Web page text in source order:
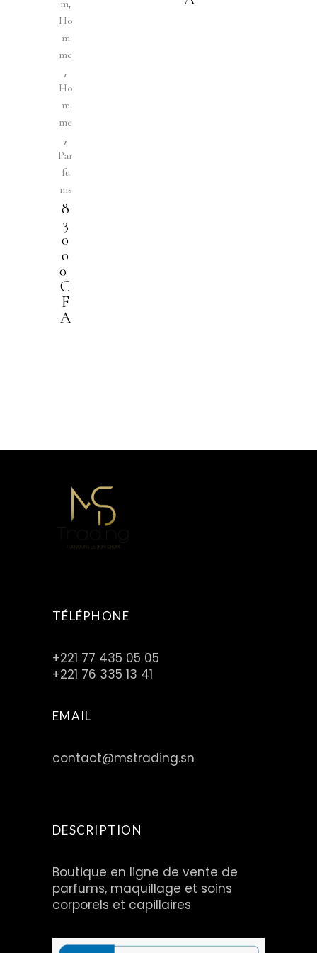
m
Ho
m
me
,
Ho
m
me
,
Par
fu
ms
8
3
0
0
0
C
F
A
TÉLÉPHONE
+221 77 435 05 05
+221 76 335 13 41
EMAIL
contact@mstrading.sn
DESCRIPTION
Boutique en ligne de vente de
parfums, maquillage et soins
corporels et capillaires